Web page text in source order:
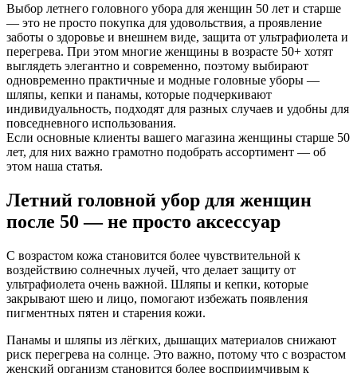
Выбор летнего головного убора для женщин 50 лет и старше
— это не просто покупка для удовольствия, а проявление
заботы о здоровье и внешнем виде, защита от ультрафиолета и
перегрева. При этом многие женщины в возрасте 50+ хотят
выглядеть элегантно и современно, поэтому выбирают
одновременно практичные и модные головные уборы —
шляпы, кепки и панамы, которые подчеркивают
индивидуальность, подходят для разных случаев и удобны для
повседневного использования.
Если основные клиенты вашего магазина женщины старше 50
лет, для них важно грамотно подобрать ассортимент — об
этом наша статья.
Летний головной убор для женщин
после 50 — не просто аксессуар
С возрастом кожа становится более чувствительной к
воздействию солнечных лучей, что делает защиту от
ультрафиолета очень важной. Шляпы и кепки, которые
закрывают шею и лицо, помогают избежать появления
пигментных пятен и старения кожи.
Панамы и шляпы из лёгких, дышащих материалов снижают
риск перегрева на солнце. Это важно, потому что с возрастом
женский организм становится более восприимчивым к